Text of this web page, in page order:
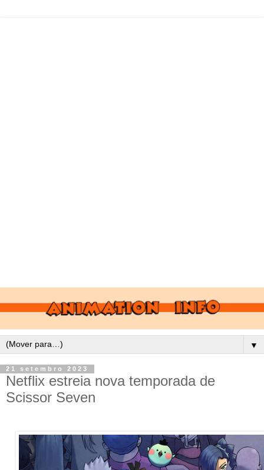
▼
21 setembro 2023
Netflix estreia nova temporada de
Scissor Seven